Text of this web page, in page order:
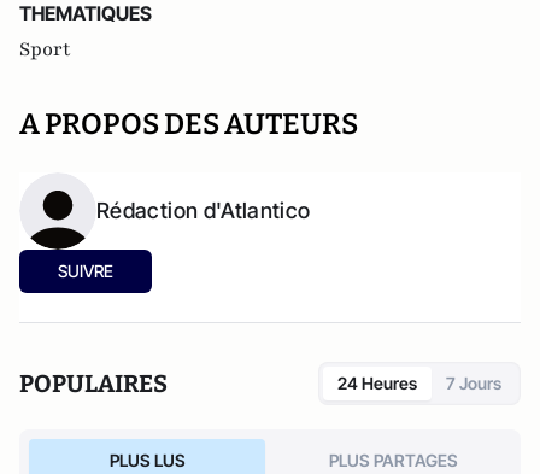
THEMATIQUES
Sport
A PROPOS DES AUTEURS
Rédaction d'Atlantico
SUIVRE
POPULAIRES 24 Heures 7 Jours
PLUS LUS PLUS PARTAGES